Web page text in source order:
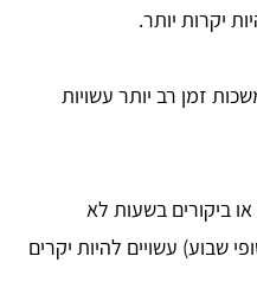
יקרות יותר.
זמן רב יותר עשויות
או ביקורים בשעות לא
שבוע) עשויים להיות יקרים